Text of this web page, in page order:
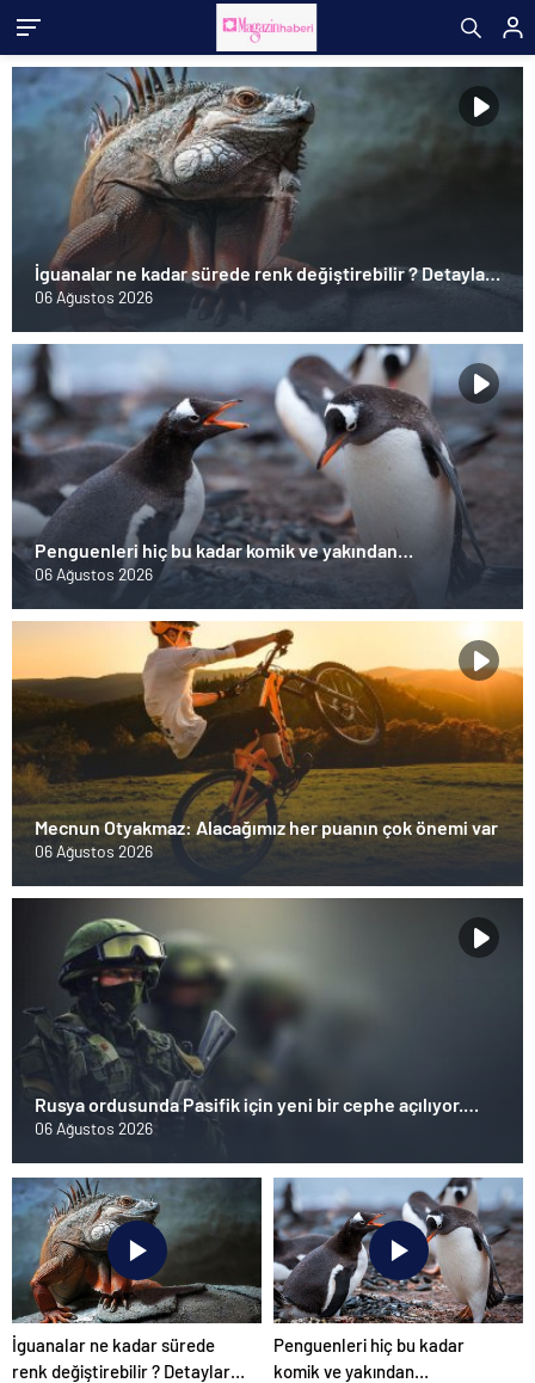
İguanalar ne kadar sürede renk değiştirebilir ? Detaylar
burada…
06 Ağustos 2026
Penguenleri hiç bu kadar komik ve yakından
görmemiştiniz
06 Ağustos 2026
Mecnun Otyakmaz: Alacağımız her puanın çok önemi var
06 Ağustos 2026
Rusya ordusunda Pasifik için yeni bir cephe açılıyor.
Çin’in ilk tepkisi!
06 Ağustos 2026
İguanalar ne kadar sürede
renk değiştirebilir ? Detaylar
Penguenleri hiç bu kadar
komik ve yakından